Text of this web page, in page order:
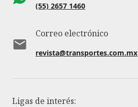
(55) 2657 1460
Correo electrónico
revista@transportes.com.mx
Ligas de interés: